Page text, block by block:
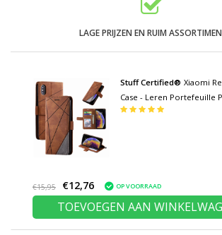
LAGE PRIJZEN EN RUIM
Stuff Certified® Xiaomi
Case - Leren Portefeuille
Cover Cas Hoesje Bruin
€15,95 €12,76 OP VOORRAAD
TOEVOEGEN AAN